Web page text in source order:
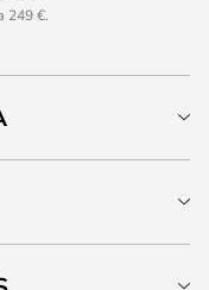
249 €.